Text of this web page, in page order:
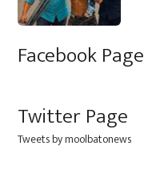
Facebook Page
Twitter Page
Tweets by moolbatonews